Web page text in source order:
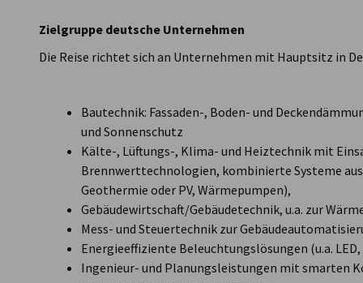
Zielgruppe deutsche Unternehmen
Die Reise richtet sich an Unternehmen mit Hauptsitz in
Bautechnik: Fassaden-, Boden- und
und Sonnenschutz
Kälte-, Lüftungs-, Klima- und Heiztechnik mit
Brennwerttechnologien, kombinierte Systeme
Geothermie oder PV, Wärmepumpen),
Gebäudewirtschaft/Gebäudetechnik, u.a. zur
Mess- und Steuertechnik zur
Energieeffiziente Beleuchtungslösungen (u.a.
Ingenieur- und Planungsleistungen mit smarten